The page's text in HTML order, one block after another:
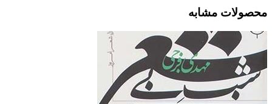
محصولات مشابه